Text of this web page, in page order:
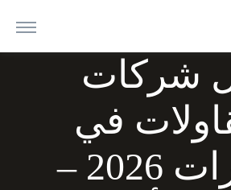
شركات
في
الإمارات 2026 –